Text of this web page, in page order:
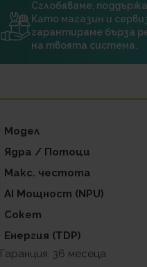
Сглобяваме,
Като магазин и
гарантираме бърза
на твоята система.
Модел
Ядра / Потоци
Макс. честота
AI Мощност (NPU)
Сокет
Енергия (TDP)
Гаранция: 36 месеца